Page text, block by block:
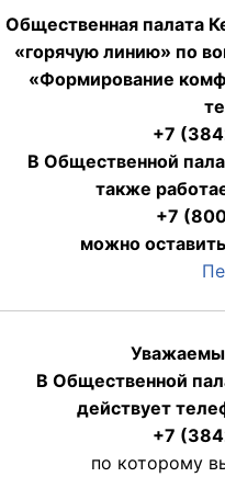
Общественная палата
«горячую линию» по
«Формирование
+7
В Общественной
также
+7
можно
В Общественной
действует
+7
по которому